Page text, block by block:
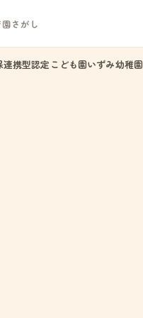
さがし
連携型認定こども園いずみ幼稚園